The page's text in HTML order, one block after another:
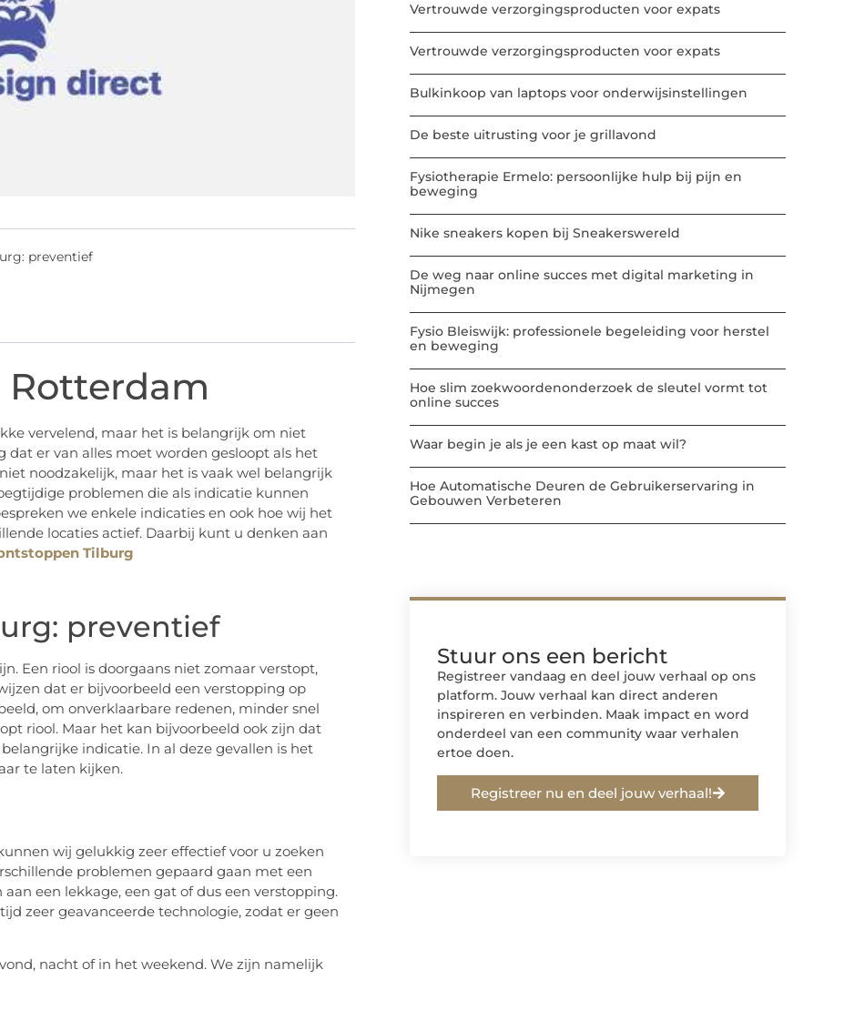
preventief
vervelend, maar het is belangrijk om niet
dat er van alles moet worden gesloopt als het
noodzakelijk, maar het is vaak wel belangrijk
problemen die als indicatie kunnen
we enkele indicaties en ook hoe wij het
locaties actief. Daarbij kunt u denken aan
Tilburg
preventief
Een riool is doorgaans niet zomaar verstopt,
dat er bijvoorbeeld een verstopping op
om onverklaarbare redenen, minder snel
riool. Maar het kan bijvoorbeeld ook zijn dat
indicatie. In al deze gevallen is het
te laten kijken.
wij gelukkig zeer effectief voor u zoeken
problemen gepaard gaan met een
een lekkage, een gat of dus een verstopping.
zeer geavanceerde technologie, zodat er geen
nacht of in het weekend. We zijn namelijk
Vertrouwde verzorgingsproducten voor expats
Vertrouwde verzorgingsproducten voor expats
Bulkinkoop van laptops voor onderwijsinstellingen
De beste uitrusting voor je grillavond
Fysiotherapie Ermelo: persoonlijke hulp bij pijn en
beweging
Nike sneakers kopen bij Sneakerswereld
De weg naar online succes met digital marketing in
Nijmegen
Fysio Bleiswijk: professionele begeleiding voor herstel
en beweging
Hoe slim zoekwoordenonderzoek de sleutel vormt tot
online succes
Waar begin je als je een kast op maat wil?
Hoe Automatische Deuren de Gebruikerservaring in
Gebouwen Verbeteren
Stuur ons een bericht
Registreer vandaag en deel jouw verhaal op ons
platform. Jouw verhaal kan direct anderen
inspireren en verbinden. Maak impact en word
onderdeel van een community waar verhalen
ertoe doen.
Registreer nu en deel jouw verhaal!